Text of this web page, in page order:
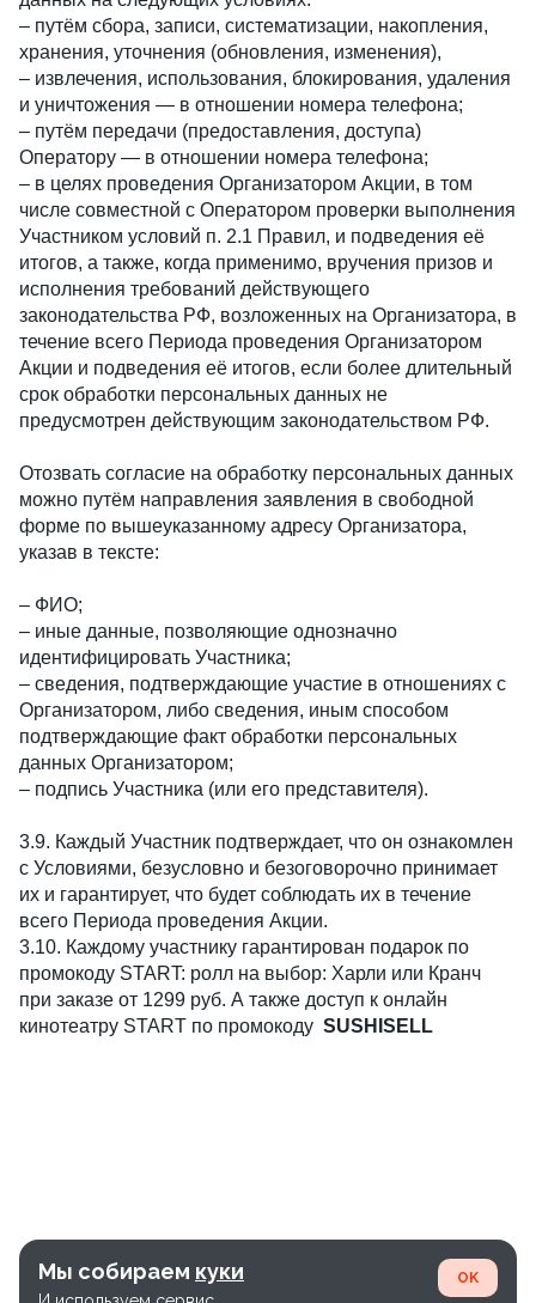
– путём сбора, записи, систематизации, накопления,
хранения, уточнения (обновления, изменения),
– извлечения, использования, блокирования, удаления
и уничтожения — в отношении номера телефона;
– путём передачи (предоставления, доступа)
Оператору — в отношении номера телефона;
– в целях проведения Организатором Акции, в том
числе совместной с Оператором проверки выполнения
Участником условий п. 2.1 Правил, и подведения её
итогов, а также, когда применимо, вручения призов и
исполнения требований действующего
законодательства РФ, возложенных на Организатора, в
течение всего Периода проведения Организатором
Акции и подведения её итогов, если более длительный
срок обработки персональных данных не
предусмотрен действующим законодательством РФ.
Отозвать согласие на обработку персональных данных
можно путём направления заявления в свободной
форме по вышеуказанному адресу Организатора,
указав в тексте:
– ФИО;
– иные данные, позволяющие однозначно
идентифицировать Участника;
– сведения, подтверждающие участие в отношениях с
Организатором, либо сведения, иным способом
подтверждающие факт обработки персональных
данных Организатором;
– подпись Участника (или его представителя).
3.9. Каждый Участник подтверждает, что он ознакомлен
с Условиями, безусловно и безоговорочно принимает
их и гарантирует, что будет соблюдать их в течение
всего Периода проведения Акции.
3.10. Каждому участнику гарантирован подарок по
промокоду START: ролл на выбор: Харли или Кранч
при заказе от 1299 руб. А также доступ к онлайн
кинотеатру START по промокоду SUSHISELL
Мы собираем куки OK